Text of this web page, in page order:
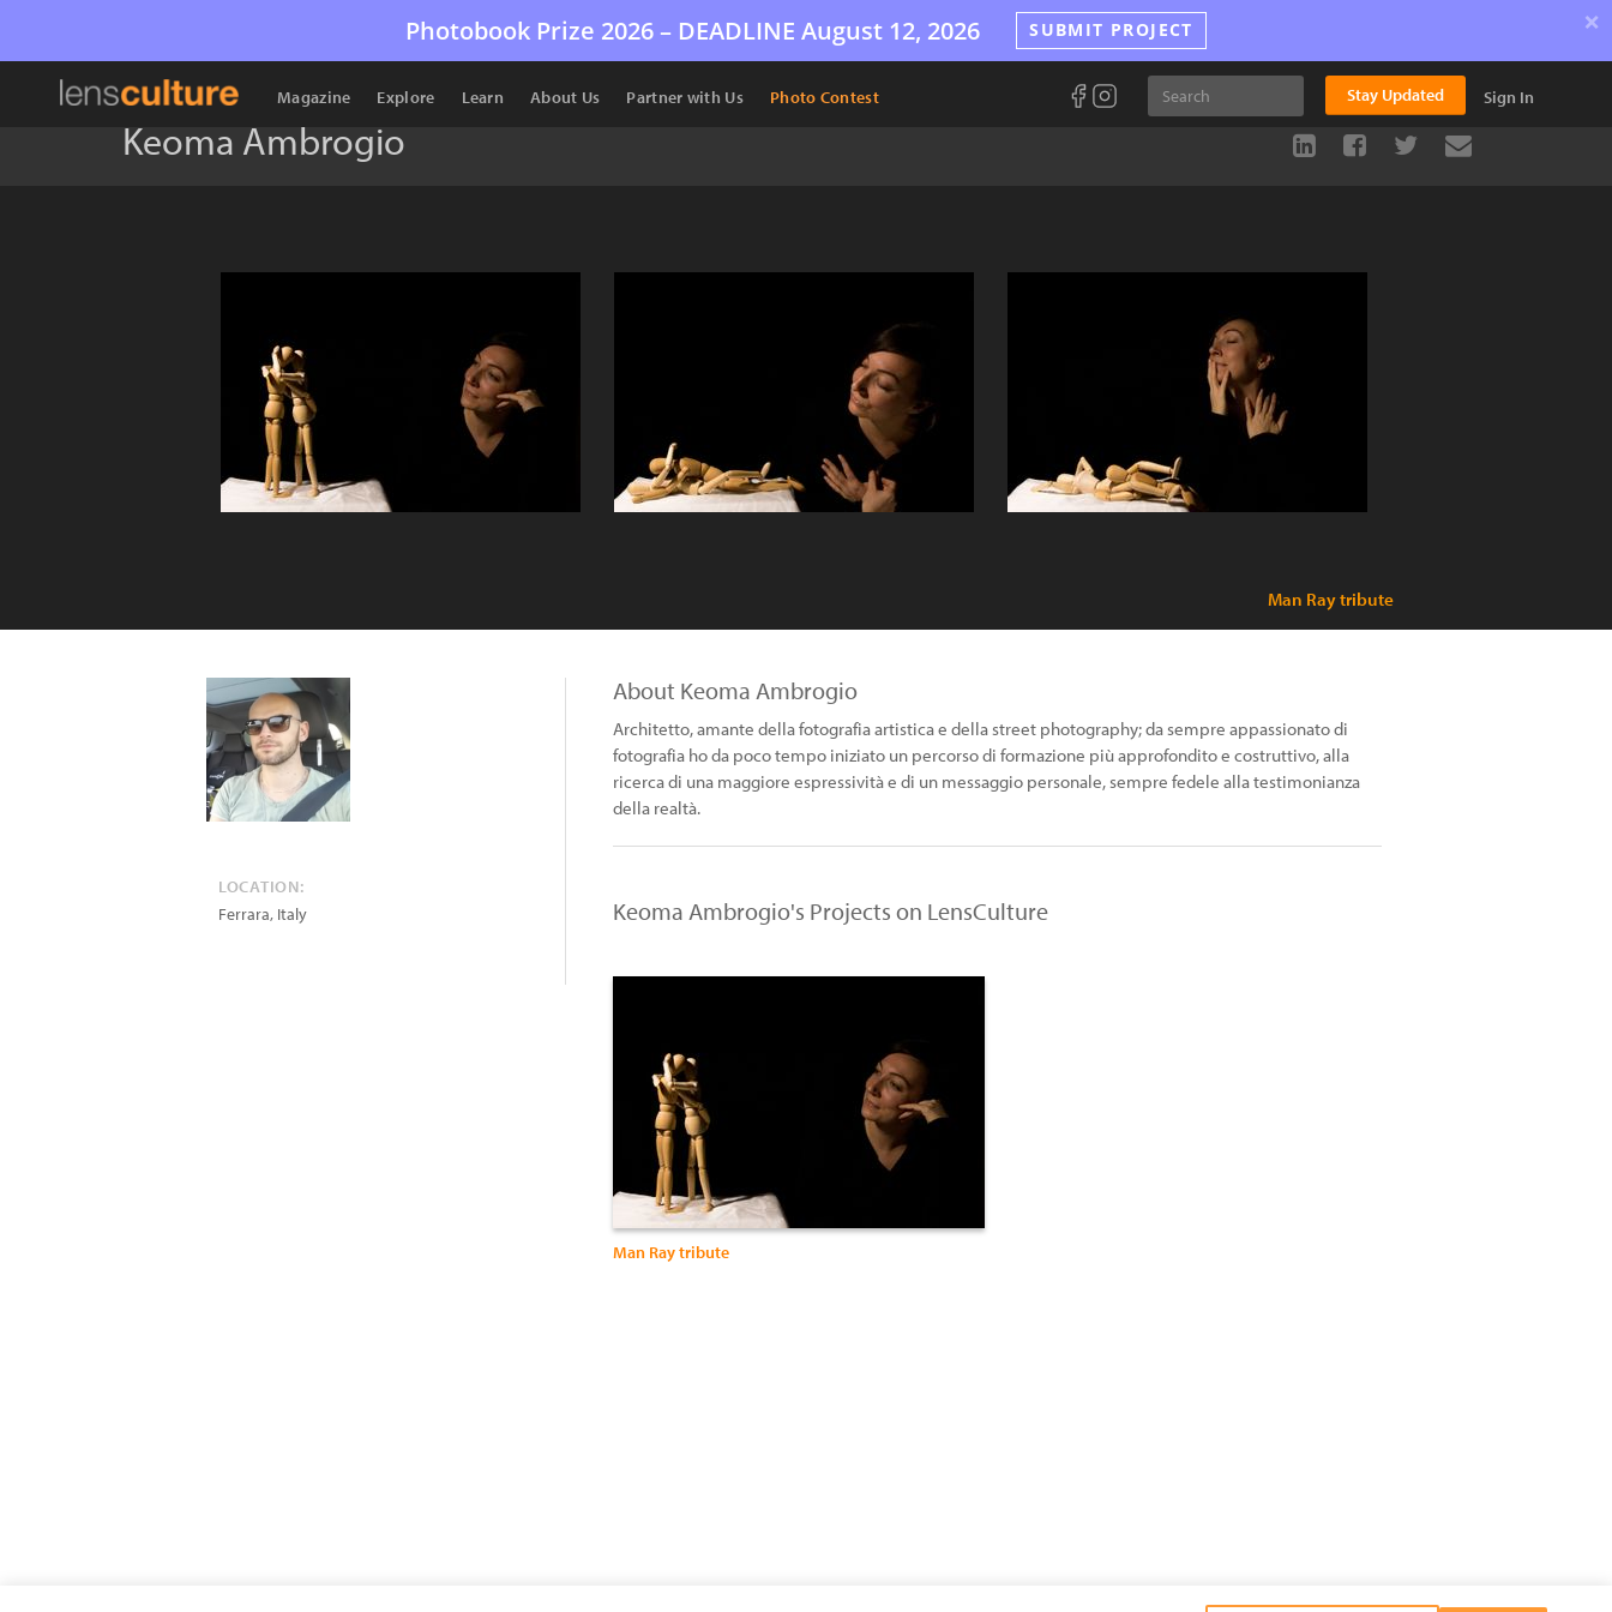
Photobook Prize 2026 – DEADLINE August 12, 2026 SUBMIT PROJECT ×
Magazine Explore Learn About Us Partner with Us Photo Contest Stay Updated Sign In
Keoma Ambrogio
Man Ray tribute
LOCATION:
Ferrara, Italy
About Keoma Ambrogio
Architetto, amante della fotografia artistica e della street photography; da sempre appassionato di
fotografia ho da poco tempo iniziato un percorso di formazione più approfondito e costruttivo, alla
ricerca di una maggiore espressività e di un messaggio personale, sempre fedele alla testimonianza
della realtà.
Keoma Ambrogio's Projects on LensCulture
Man Ray tribute